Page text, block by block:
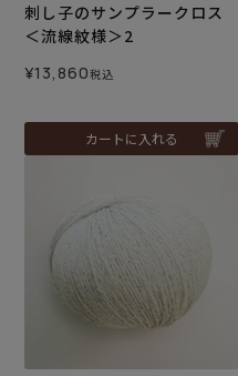
刺し子のサンプラークロス
＜流線紋様＞2
¥13,860税込
カートに入れる